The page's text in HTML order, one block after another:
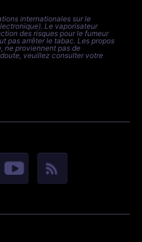
internationales sur le
Le vaporisateur
des risques pour le fumeur
pas arrêter le tabac. Les propos
ne proviennent pas de
veuillez consulter votre